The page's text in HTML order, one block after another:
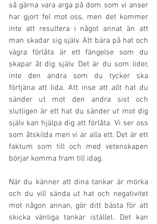
så gärna vara arga på dom som vi anser
har gjort fel mot oss, men det kommer
inte att resultera i något annat än att
man skadar sig själv. Att bära på hat och
vägra förlåta är ett fängelse som du
skapar åt dig själv. Det är du som lider,
inte den andra som du tycker ska
förtjäna att lida. Att inse att allt hat du
sänder ut mot den andra sist och
slutligen är ett hat du sänder ut mot dig
själv kan hjälpa dig att förlåta. Vi ser oss
som åtskilda men vi är alla ett. Det är ett
faktum som till och med vetenskapen
börjar komma fram till idag.
När du känner att dina tankar är mörka
och du vill sända ut hat och negativitet
mot någon annan, gör ditt bästa för att
skicka vänliga tankar istället. Det kan